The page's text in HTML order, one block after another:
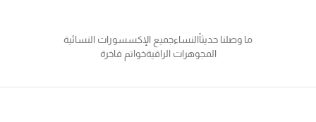
ما وصلنا حديثاًالنساءجميع الإكسسورات النسائية
المجوهرات الراقيةخواتم فاخرة